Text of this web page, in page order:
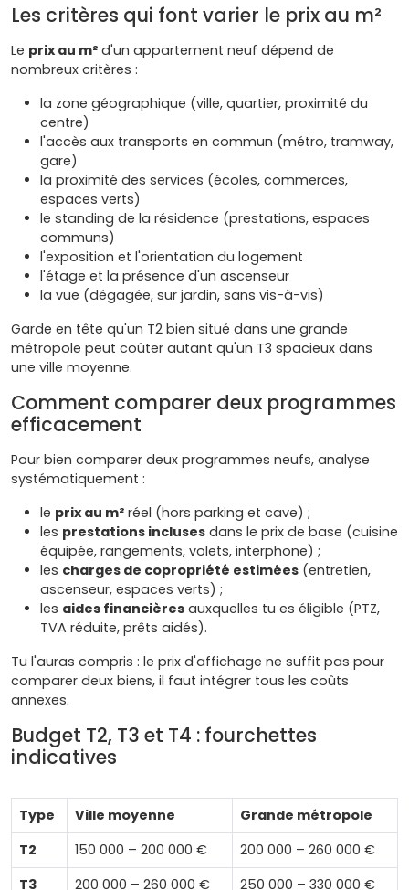
Les critères qui font varier le prix au m²
Le prix au m² d'un appartement neuf dépend de
nombreux critères :
la zone géographique (ville, quartier, proximité du
centre)
l'accès aux transports en commun (métro, tramway,
gare)
la proximité des services (écoles, commerces,
espaces verts)
le standing de la résidence (prestations, espaces
communs)
l'exposition et l'orientation du logement
l'étage et la présence d'un ascenseur
la vue (dégagée, sur jardin, sans vis-à-vis)
Garde en tête qu'un T2 bien situé dans une grande
métropole peut coûter autant qu'un T3 spacieux dans
une ville moyenne.
Comment comparer deux programmes
efficacement
Pour bien comparer deux programmes neufs, analyse
systématiquement :
le prix au m² réel (hors parking et cave) ;
les prestations incluses dans le prix de base (cuisine
équipée, rangements, volets, interphone) ;
les charges de copropriété estimées (entretien,
ascenseur, espaces verts) ;
les aides financières auxquelles tu es éligible (PTZ,
TVA réduite, prêts aidés).
Tu l'auras compris : le prix d'affichage ne suffit pas pour
comparer deux biens, il faut intégrer tous les coûts
annexes.
Budget T2, T3 et T4 : fourchettes
indicatives
Type Ville moyenne
Grande métropole
T2
150 000 – 200 000 €
200 000 – 260 000 €
T3
200 000 – 260 000 €
250 000 – 330 000 €